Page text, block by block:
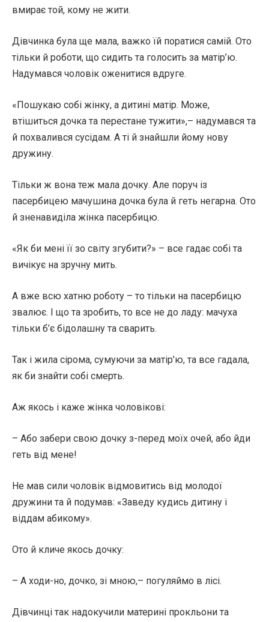
вмирає той, кому не жити.
Дівчинка була ще мала, важко їй поратися самій. Ото
тільки й роботи, що сидить та голосить за матір’ю.
Надумався чоловік оженитися вдруге.
«Пошукаю собі жінку, а дитині матір. Може,
втішиться дочка та перестане тужити»,– надумався та
й похвалився сусідам. А ті й знайшли йому нову
дружину.
Тільки ж вона теж мала дочку. Але поруч із
пасербицею мачушина дочка була й геть негарна. Ото
й зненавиділа жінка пасербицю.
«Як би мені її зо світу згубити?» – все гадає собі та
вичікує на зручну мить.
А вже всю хатню роботу – то тільки на пасербицю
звалює. І що та зробить, то все не до ладу: мачуха
тільки б’є бідолашну та сварить.
Так і жила сірома, сумуючи за матір’ю, та все гадала,
як би знайти собі смерть.
Аж якось і каже жінка чоловікові:
– Або забери свою дочку з-перед моїх очей, або йди
геть від мене!
Не мав сили чоловік відмовитись від молодої
дружини та й подумав: «Заведу кудись дитину і
віддам абикому».
Ото й кличе якось дочку:
– А ходи-но, дочко, зі мною,– погуляймо в лісі.
Дівчинці так надокучили материні прокльони та